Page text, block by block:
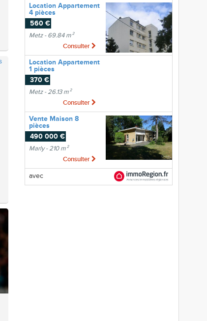
Location Appartement
4 pièces
560 €
Metz - 69.84 m²
Consulter
Location Appartement
1 pièces
370 €
Metz - 26.13 m²
Consulter
Vente Maison 8
pièces
490 000 €
Marly - 210 m²
Consulter
avec